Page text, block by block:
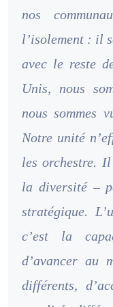
nos
l’isolement : il
avec le reste
Unis, nous
nous sommes
Notre unité
les orchestre.
la diversité –
stratégique.
c’est la
d’avancer au
différents,